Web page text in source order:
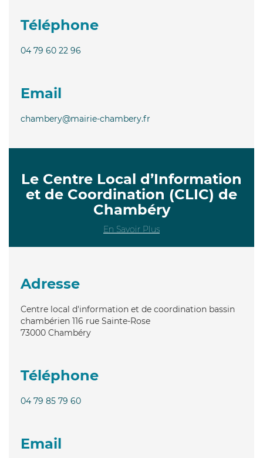
Téléphone
04 79 60 22 96
Email
chambery@mairie-chambery.fr
Le Centre Local d’Information
et de Coordination (CLIC) de
Chambéry
En Savoir Plus
Adresse
Centre local d'information et de coordination bassin
chambérien 116 rue Sainte-Rose
73000 Chambéry
Téléphone
04 79 85 79 60
Email